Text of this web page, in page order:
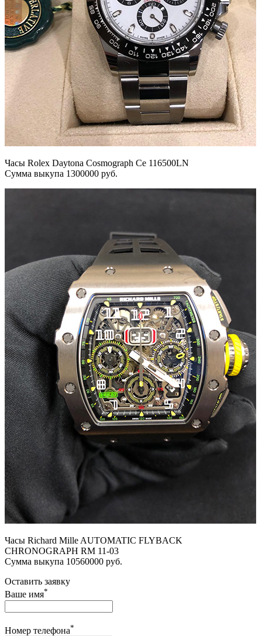
Часы Rolex Daytona Cosmograph Ce 116500LN
Сумма выкупа 1300000 руб.
Часы Richard Mille AUTOMATIC FLYBACK
CHRONOGRAPH RM 11-03
Сумма выкупа 10560000 руб.
Оставить заявку
Ваше имя*
Номер телефона*